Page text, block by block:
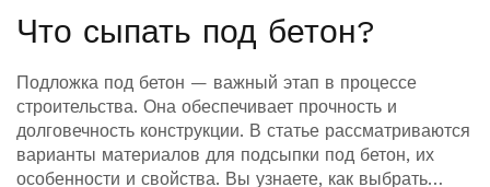
Что сыпать под бетон?
Подложка под бетон — важный этап в процессе
строительства. Она обеспечивает прочность и
долговечность конструкции. В статье рассматриваются
варианты материалов для подсыпки под бетон, их
особенности и свойства. Вы узнаете, как выбрать